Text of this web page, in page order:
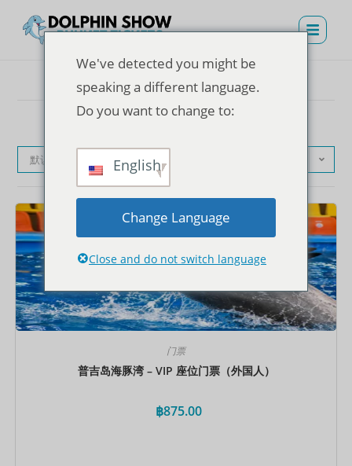
默认产品排序
门票
普吉岛海豚湾 – VIP 座位门票（外国人）
฿875.00
We've detected you might be
speaking a different language.
Do you want to change to:
English
Change Language
Close and do not switch language